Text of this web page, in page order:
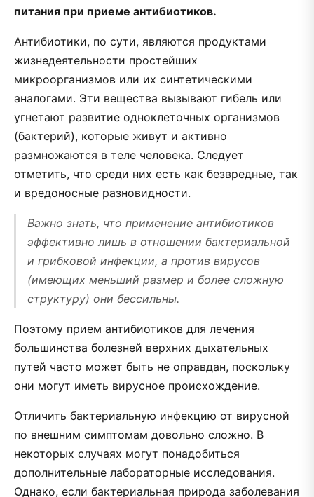
питания при приеме антибиотиков.
Антибиотики, по сути, являются продуктами
жизнедеятельности простейших
микроорганизмов или их синтетическими
аналогами. Эти вещества вызывают гибель или
угнетают развитие одноклеточных организмов
(бактерий), которые живут и активно
размножаются в теле человека. Следует
отметить, что среди них есть как безвредные, так
и вредоносные разновидности.
Важно знать, что применение антибиотиков
эффективно лишь в отношении бактериальной
и грибковой инфекции, а против вирусов
(имеющих меньший размер и более сложную
структуру) они бессильны.
Поэтому прием антибиотиков для лечения
большинства болезней верхних дыхательных
путей часто может быть не оправдан, поскольку
они могут иметь вирусное происхождение.
Отличить бактериальную инфекцию от вирусной
по внешним симптомам довольно сложно. В
некоторых случаях могут понадобиться
дополнительные лабораторные исследования.
Однако, если бактериальная природа заболевания